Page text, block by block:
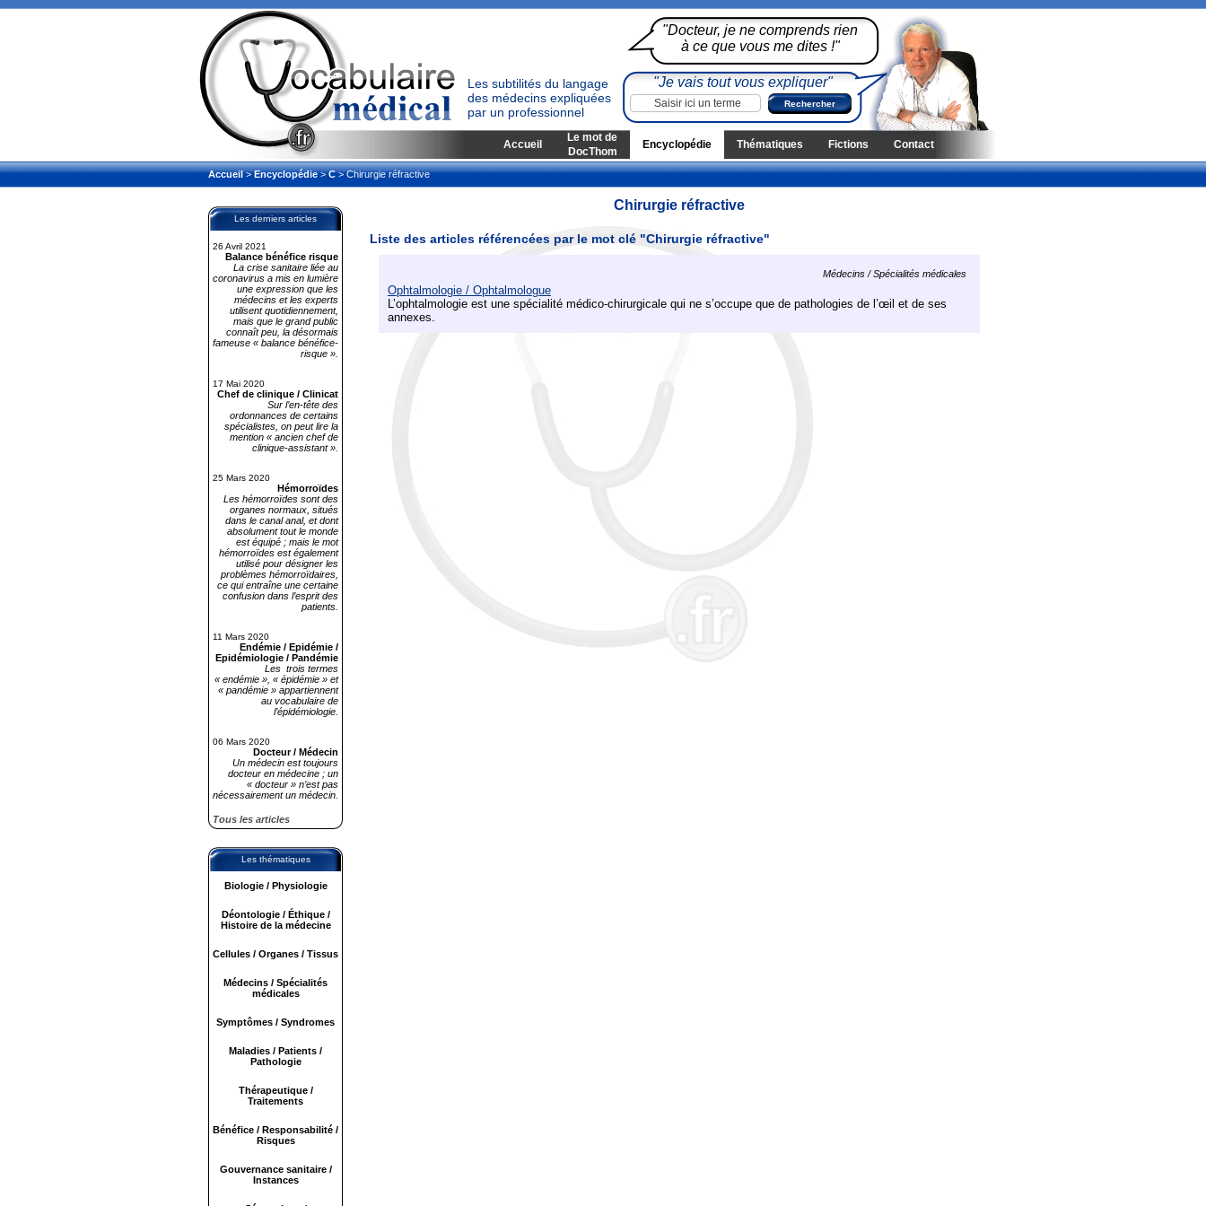
Les subtilités du langage
des médecins expliquées
par un professionnel
"Docteur, je ne comprends rien
à ce que vous me dites !"
"Je vais tout vous expliquer"
Accueil
Le mot de
DocThom
Encyclopédie Thématiques Fictions Contact
Accueil>Encyclopédie>C> Chirurgie réfractive
Les derniers articles
26 Avril 2021
Balance bénéfice risque
La crise sanitaire liée au
coronavirus a mis en lumière
une expression que les
médecins et les experts
utilisent quotidiennement,
mais que le grand public
connaît peu, la désormais
fameuse « balance bénéfice-
risque ».
17 Mai 2020
Chef de clinique / Clinicat
Sur l’en-tête des
ordonnances de certains
spécialistes, on peut lire la
mention « ancien chef de
clinique-assistant ».
25 Mars 2020
Hémorroïdes
Les hémorroïdes sont des
organes normaux, situés
dans le canal anal, et dont
absolument tout le monde
est équipé ; mais le mot
hémorroïdes est également
utilisé pour désigner les
problèmes hémorroïdaires,
ce qui entraîne une certaine
confusion dans l’esprit des
patients.
11 Mars 2020
Endémie / Epidémie /
Epidémiologie / Pandémie
Les trois termes
« endémie », « épidémie » et
« pandémie » appartiennent
au vocabulaire de
l’épidémiologie.
06 Mars 2020
Docteur / Médecin
Un médecin est toujours
docteur en médecine ; un
« docteur » n’est pas
nécessairement un médecin.
Tous les articles
Les thématiques
Biologie / Physiologie
Déontologie / Éthique /
Histoire de la médecine
Cellules / Organes / Tissus
Médecins / Spécialités
médicales
Symptômes / Syndromes
Maladies / Patients /
Pathologie
Thérapeutique /
Traitements
Bénéfice / Responsabilité /
Risques
Gouvernance sanitaire /
Instances
Chirurgie réfractive
Liste des articles référencées par le mot clé "Chirurgie réfractive"
Médecins / Spécialités médicales
Ophtalmologie / Ophtalmologue
L’ophtalmologie est une spécialité médico-chirurgicale qui ne s’occupe que de pathologies de l’œil et de ses
annexes.